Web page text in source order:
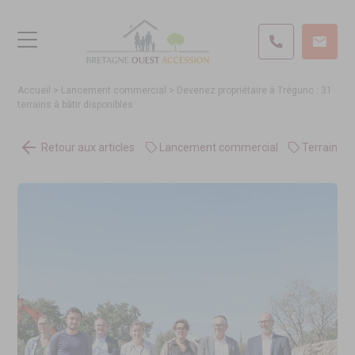
Accueil > Lancement commercial > Devenez propriétaire à Trégunc : 31
terrains à bâtir disponibles
Retour aux articles Lancement commercial Terrain